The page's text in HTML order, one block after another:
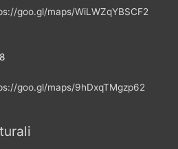
goo.gl/maps/WiLWZqYBSCF2
goo.gl/maps/9hDxqTMgzp62